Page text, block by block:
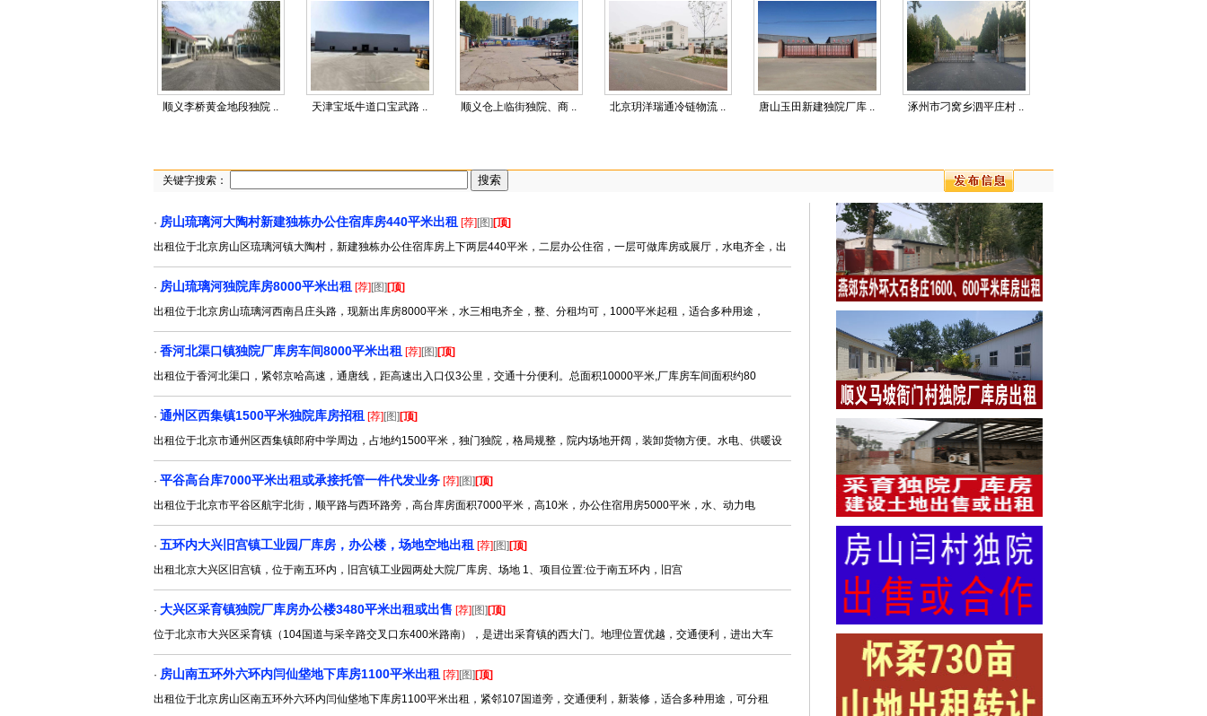
顺义李桥黄金地段独院 .. 天津宝坻牛道口宝武路 .. 顺义仓上临街独院、商 .. 北京玥洋瑞通冷链物流 .. 唐山玉田新建独院厂库 .. 涿州市刁窝乡泗平庄村 ..
关键字搜索：
· 房山琉璃河大陶村新建独栋办公住宿库房440平米出租 [荐] [图] [顶]
出租位于北京房山区琉璃河镇大陶村，新建独栋办公住宿库房上下两层440平米，二层办公住宿，一层可做库房或展厅，水电齐全，出
· 房山琉璃河独院库房8000平米出租 [荐] [图] [顶]
出租位于北京房山琉璃河西南吕庄头路，现新出库房8000平米，水三相电齐全，整、分租均可，1000平米起租，适合多种用途，
· 香河北渠口镇独院厂库房车间8000平米出租 [荐] [图] [顶]
出租位于香河北渠口，紧邻京哈高速，通唐线，距高速出入口仅3公里，交通十分便利。总面积10000平米,厂库房车间面积约80
· 通州区西集镇1500平米独院库房招租 [荐] [图] [顶]
出租位于北京市通州区西集镇郎府中学周边，占地约1500平米，独门独院，格局规整，院内场地开阔，装卸货物方便。水电、供暖设
· 平谷高台库7000平米出租或承接托管一件代发业务 [荐] [图] [顶]
出租位于北京市平谷区航宇北街，顺平路与西环路旁，高台库房面积7000平米，高10米，办公住宿用房5000平米，水、动力电
· 五环内大兴旧宫镇工业园厂库房，办公楼，场地空地出租 [荐] [图] [顶]
出租北京大兴区旧宫镇，位于南五环内，旧宫镇工业园两处大院厂库房、场地 1、项目位置:位于南五环内，旧宫
· 大兴区采育镇独院厂库房办公楼3480平米出租或出售 [荐] [图] [顶]
位于北京市大兴区采育镇（104国道与采辛路交叉口东400米路南），是进出采育镇的西大门。地理位置优越，交通便利，进出大车
· 房山南五环外六环内闫仙垡地下库房1100平米出租 [荐] [图] [顶]
出租位于北京房山区南五环外六环内闫仙垡地下库房1100平米出租，紧邻107国道旁，交通便利，新装修，适合多种用途，可分租